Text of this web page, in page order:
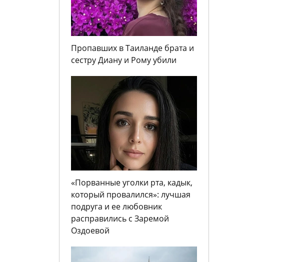
Пропавших в Таиланде брата и
сестру Диану и Рому убили
«Порванные уголки рта, кадык,
который провалился»: лучшая
подруга и ее любовник
расправились с Заремой
Оздоевой